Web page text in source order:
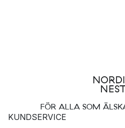
FÖR ALLA SOM
KUNDSERVICE